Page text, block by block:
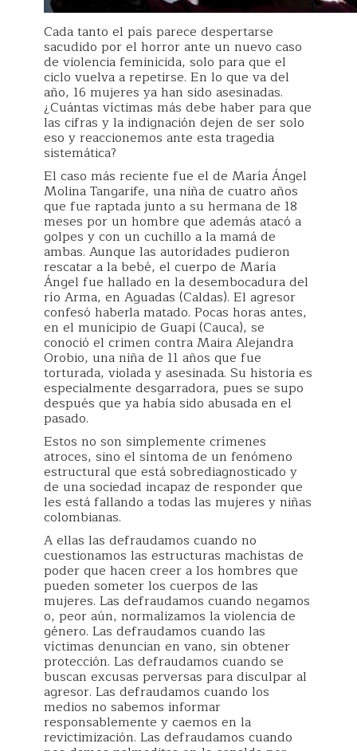
Cada tanto el país parece despertarse
sacudido por el horror ante un nuevo caso
de violencia feminicida, solo para que el
ciclo vuelva a repetirse. En lo que va del
año, 16 mujeres ya han sido asesinadas.
¿Cuántas víctimas más debe haber para que
las cifras y la indignación dejen de ser solo
eso y reaccionemos ante esta tragedia
sistemática?
El caso más reciente fue el de María Ángel
Molina Tangarife, una niña de cuatro años
que fue raptada junto a su hermana de 18
meses por un hombre que además atacó a
golpes y con un cuchillo a la mamá de
ambas. Aunque las autoridades pudieron
rescatar a la bebé, el cuerpo de María
Ángel fue hallado en la desembocadura del
río Arma, en Aguadas (Caldas). El agresor
confesó haberla matado. Pocas horas antes,
en el municipio de Guapi (Cauca), se
conoció el crimen contra Maira Alejandra
Orobio, una niña de 11 años que fue
torturada, violada y asesinada. Su historia es
especialmente desgarradora, pues se supo
después que ya había sido abusada en el
pasado.
Estos no son simplemente crímenes
atroces, sino el síntoma de un fenómeno
estructural que está sobrediagnosticado y
de una sociedad incapaz de responder que
les está fallando a todas las mujeres y niñas
colombianas.
A ellas las defraudamos cuando no
cuestionamos las estructuras machistas de
poder que hacen creer a los hombres que
pueden someter los cuerpos de las
mujeres. Las defraudamos cuando negamos
o, peor aún, normalizamos la violencia de
género. Las defraudamos cuando las
víctimas denuncian en vano, sin obtener
protección. Las defraudamos cuando se
buscan excusas perversas para disculpar al
agresor. Las defraudamos cuando los
medios no sabemos informar
responsablemente y caemos en la
revictimización. Las defraudamos cuando